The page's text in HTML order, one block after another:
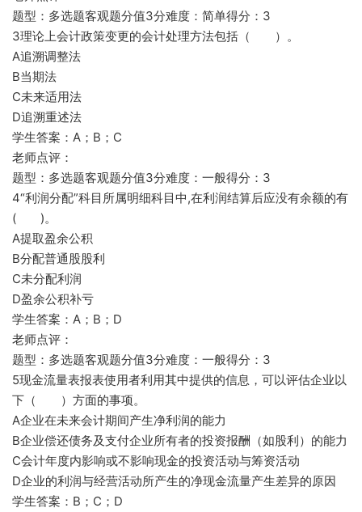
题型：多选题客观题分值3分难度：简单得分：3
3理论上会计政策变更的会计处理方法包括（ ）。
A追溯调整法
B当期法
C未来适用法
D追溯重述法
学生答案：A；B；C
老师点评：
题型：多选题客观题分值3分难度：一般得分：3
4“利润分配”科目所属明细科目中,在利润结算后应没有余额的有
( )。
A提取盈余公积
B分配普通股股利
C未分配利润
D盈余公积补亏
学生答案：A；B；D
老师点评：
题型：多选题客观题分值3分难度：一般得分：3
5现金流量表报表使用者利用其中提供的信息，可以评估企业以
下（ ）方面的事项。
A企业在未来会计期间产生净利润的能力
B企业偿还债务及支付企业所有者的投资报酬（如股利）的能力
C会计年度内影响或不影响现金的投资活动与筹资活动
D企业的利润与经营活动所产生的净现金流量产生差异的原因
学生答案：B；C；D